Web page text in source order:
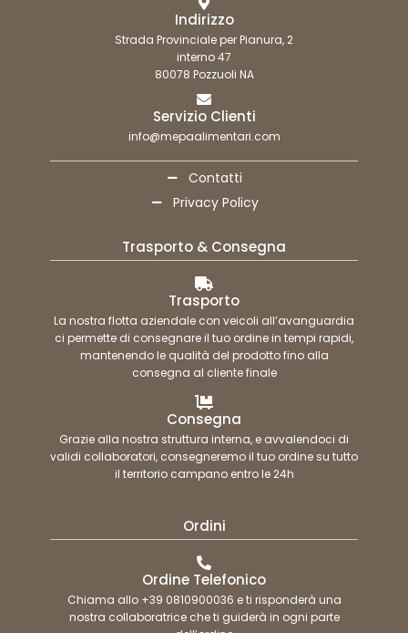
Indirizzo
Strada Provinciale per Pianura, 2
interno 47
80078 Pozzuoli NA
Servizio Clienti
info@mepaalimentari.com
Contatti
Privacy Policy
Trasporto & Consegna
Trasporto
La nostra flotta aziendale con veicoli all’avanguardia
ci permette di consegnare il tuo ordine in tempi rapidi,
mantenendo le qualità del prodotto fino alla
consegna al cliente finale
Consegna
Grazie alla nostra struttura interna, e avvalendoci di
validi collaboratori, consegneremo il tuo ordine su tutto
il territorio campano entro le 24h
Ordini
Ordine Telefonico
Chiama allo +39 0810900036 e ti risponderà una
nostra collaboratrice che ti guiderà in ogni parte